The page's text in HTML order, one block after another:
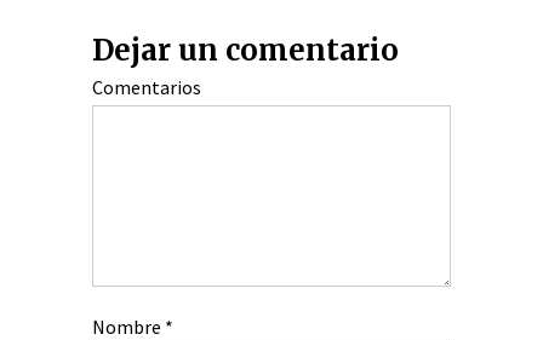
Dejar un comentario
Comentarios
Nombre *